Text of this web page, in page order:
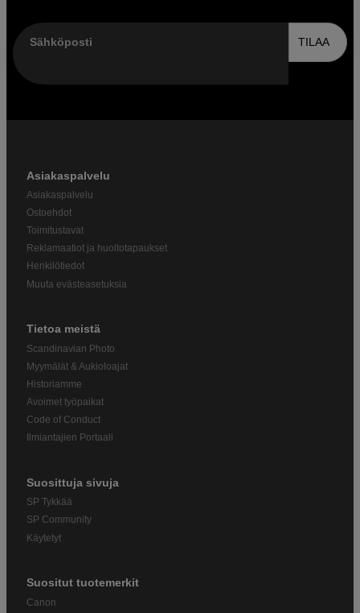
Sähköposti TILAA
Asiakaspalvelu
Asiakaspalvelu
Ostoehdot
Toimitustavat
Reklamaatiot ja huoltotapaukset
Henkilötiedot
Muuta evästeasetuksia
Tietoa meistä
Scandinavian Photo
Myymälät & Aukioloajat
Historiamme
Avoimet työpaikat
Code of Conduct
Ilmiantajien Portaali
Suosittuja sivuja
SP Tykkää
SP Community
Käytetyt
Suositut tuotemerkit
Canon